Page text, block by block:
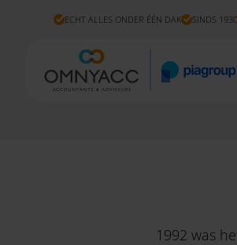
ECHT ALLES ONDER ÉÉN DAK SINDS 1930
1992 was